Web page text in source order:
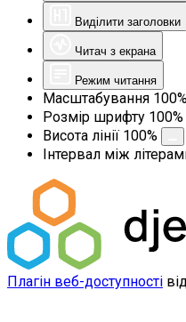
Виділити заголовки
Читач з екрана
Режим читання
Масштабування 100
Розмір шрифту 100%
Висота лінії 100%
Інтервал між
Плагін веб-доступності